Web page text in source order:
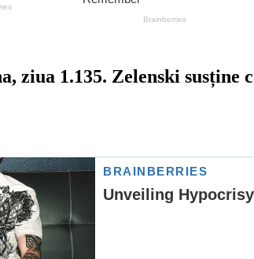
ziua 1.135. Zelenski